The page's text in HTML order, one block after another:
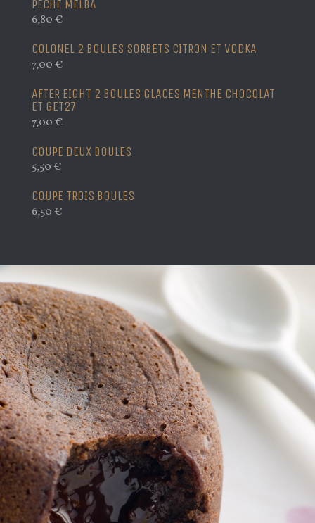
PÊCHE MELBA
6,80 €
COLONEL 2 BOULES SORBETS CITRON ET VODKA
7,00 €
AFTER EIGHT 2 BOULES GLACES MENTHE CHOCOLAT
ET GET27
7,00 €
COUPE DEUX BOULES
5,50 €
COUPE TROIS BOULES
6,50 €